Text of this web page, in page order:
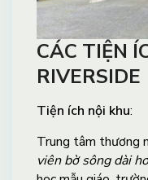
CÁC TIỆN
RIVERSIDE
Tiện ích nội khu:
Trung tâm thương
viên bờ sông dài